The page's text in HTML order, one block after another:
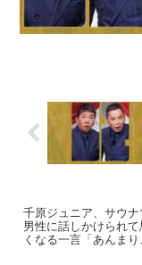
千原ジュニア、サウ
男性に話しかけられ
くなる一言「あんまり